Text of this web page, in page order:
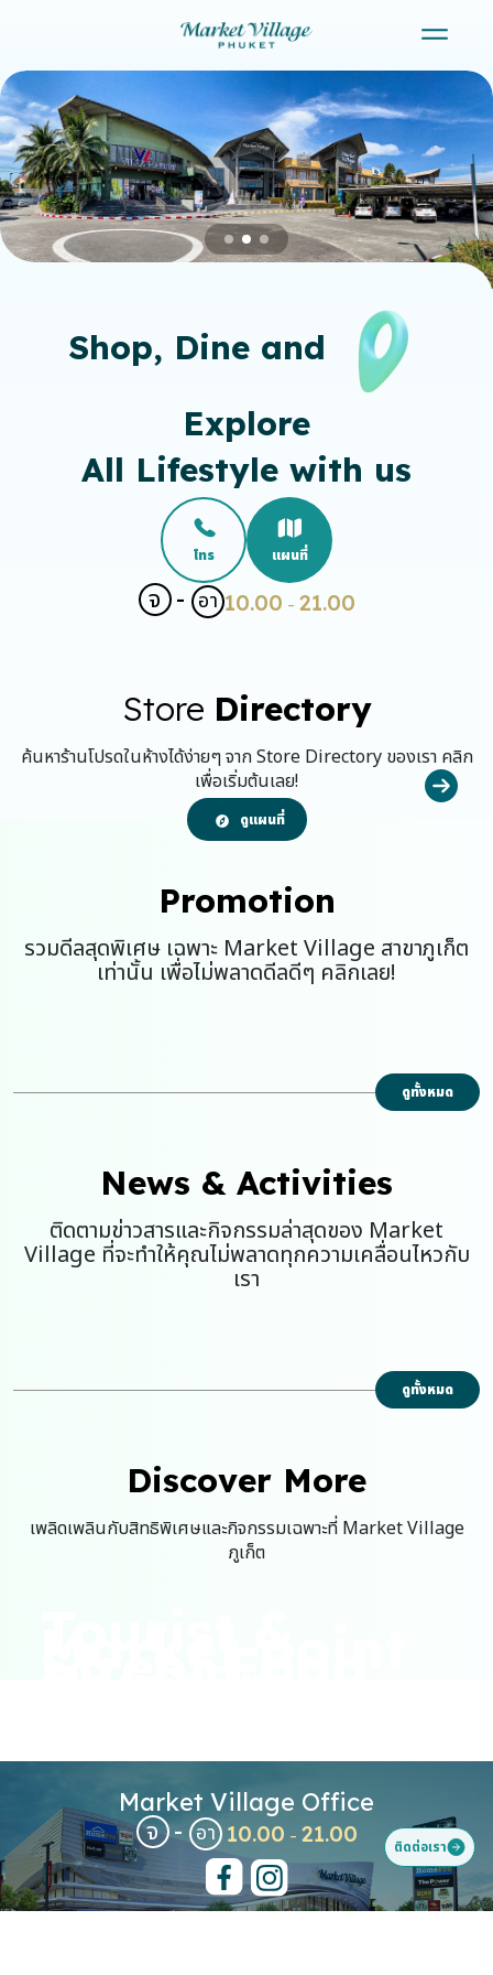
content
Shop, Dine and
Explore
All Lifestyle with us
โทร แผนที่
จ - อา 10.00 - 21.00
Store Directory
ค้นหาร้านโปรดในห้างได้ง่ายๆ จาก Store Directory ของเรา คลิก
เพื่อเริ่มต้นเลย!
ดูแผนที่
Promotion
รวมดีลสุดพิเศษ เฉพาะ Market Village สาขาภูเก็ต
เท่านั้น เพื่อไม่พลาดดีลดีๆ คลิกเลย!
ไม่ว่าฝนจะตกแค่ไหน PETClub ก็พร้อมส่งความสุขถึง
ดูทั้งหมด
News & Activities
ติดตามข่าวสารและกิจกรรมล่าสุดของ Market
Village ที่จะทำให้คุณไม่พลาดทุกความเคลื่อนไหวกับ
เรา
ดูทั้งหมด
Discover More
เพลิดเพลินกับสิทธิพิเศษและกิจกรรมเฉพาะที่ Market Village
ภูเก็ต
ติดต่อเรา
Market Village Office
จ - อา 10.00 - 21.00